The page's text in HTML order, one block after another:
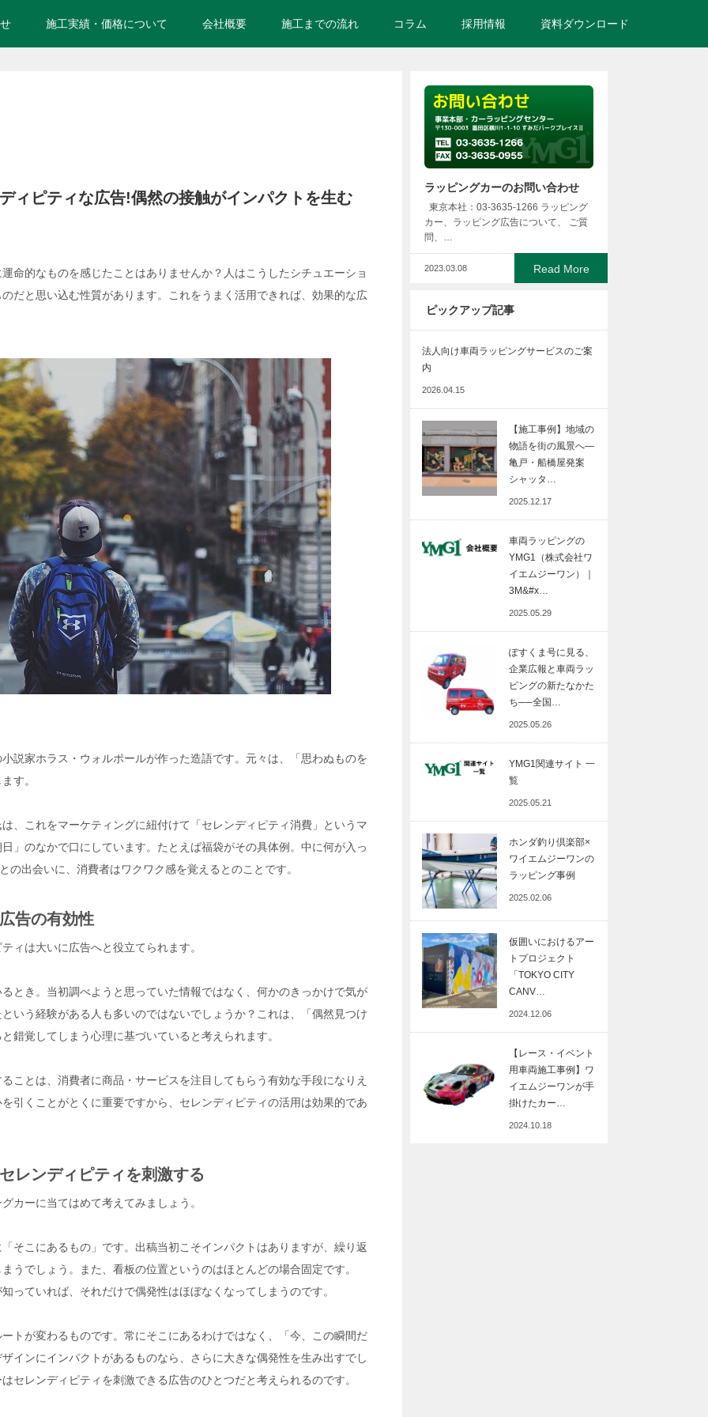
施工実績・価格について 会社概要 施工までの流れ コラム 採用情報 資料ダウンロード
ィピティな広告!偶然の接触がインパクトを生む
命的なものを感じたことはありませんか？人はこうしたシチュエーショ
だと思い込む性質があります。これをうまく活用できれば、効果的な広
説家ホラス・ウォルポールが作った造語です。元々は、「思わぬものを
す。
、これをマーケティングに紐付けて「セレンディピティ消費」というマ
」のなかで口にしています。たとえば福袋がその具体例。中に何が入っ
の出会いに、消費者はワクワク感を覚えるとのことです。
告の有効性
ィは大いに広告へと役立てられます。
とき。当初調べようと思っていた情報ではなく、何かのきっかけで気が
いう経験がある人も多いのではないでしょうか？これは、「偶然見つけ
錯覚してしまう心理に基づいていると考えられます。
ことは、消費者に商品・サービスを注目してもらう有効な手段になりえ
引くことがとくに重要ですから、セレンディピティの活用は効果的であ
レンディピティを刺激する
カーに当てはめて考えてみましょう。
そこにあるもの」です。出稿当初こそインパクトはありますが、繰り返
うでしょう。また、看板の位置というのはほとんどの場合固定です。
っていれば、それだけで偶発性はほぼなくなってしまうのです。
トが変わるものです。常にそこにあるわけではなく、「今、この瞬間だ
インにインパクトがあるものなら、さらに大きな偶発性を生み出すでし
セレンディピティを刺激できる広告のひとつだと考えられるのです。
ラッピングカーのお問い合わせ
東京本社：03-3635-1266 ラッピング
カー、ラッピング広告について、 ご質
問、…
Read More
2023.03.08
ピックアップ記事
法人向け車両ラッピングサービスのご案
内
2026.04.15
【施工事例】地域の
物語を街の風景へ―
亀戸・船橋屋発案
シャッタ…
2025.12.17
車両ラッピングの
YMG1（株式会社ワ
イエムジーワン）｜
3M&#x…
2025.05.29
ぽすくま号に見る、
企業広報と車両ラッ
ピングの新たなかた
ち──全国…
2025.05.26
YMG1関連サイト 一
覧
2025.05.21
ホンダ釣り倶楽部×
ワイエムジーワンの
ラッピング事例
2025.02.06
仮囲いにおけるアー
トプロジェクト
「TOKYO CITY
CANV…
2024.12.06
【レース・イベント
用車両施工事例】ワ
イエムジーワンが手
掛けたカー…
2024.10.18